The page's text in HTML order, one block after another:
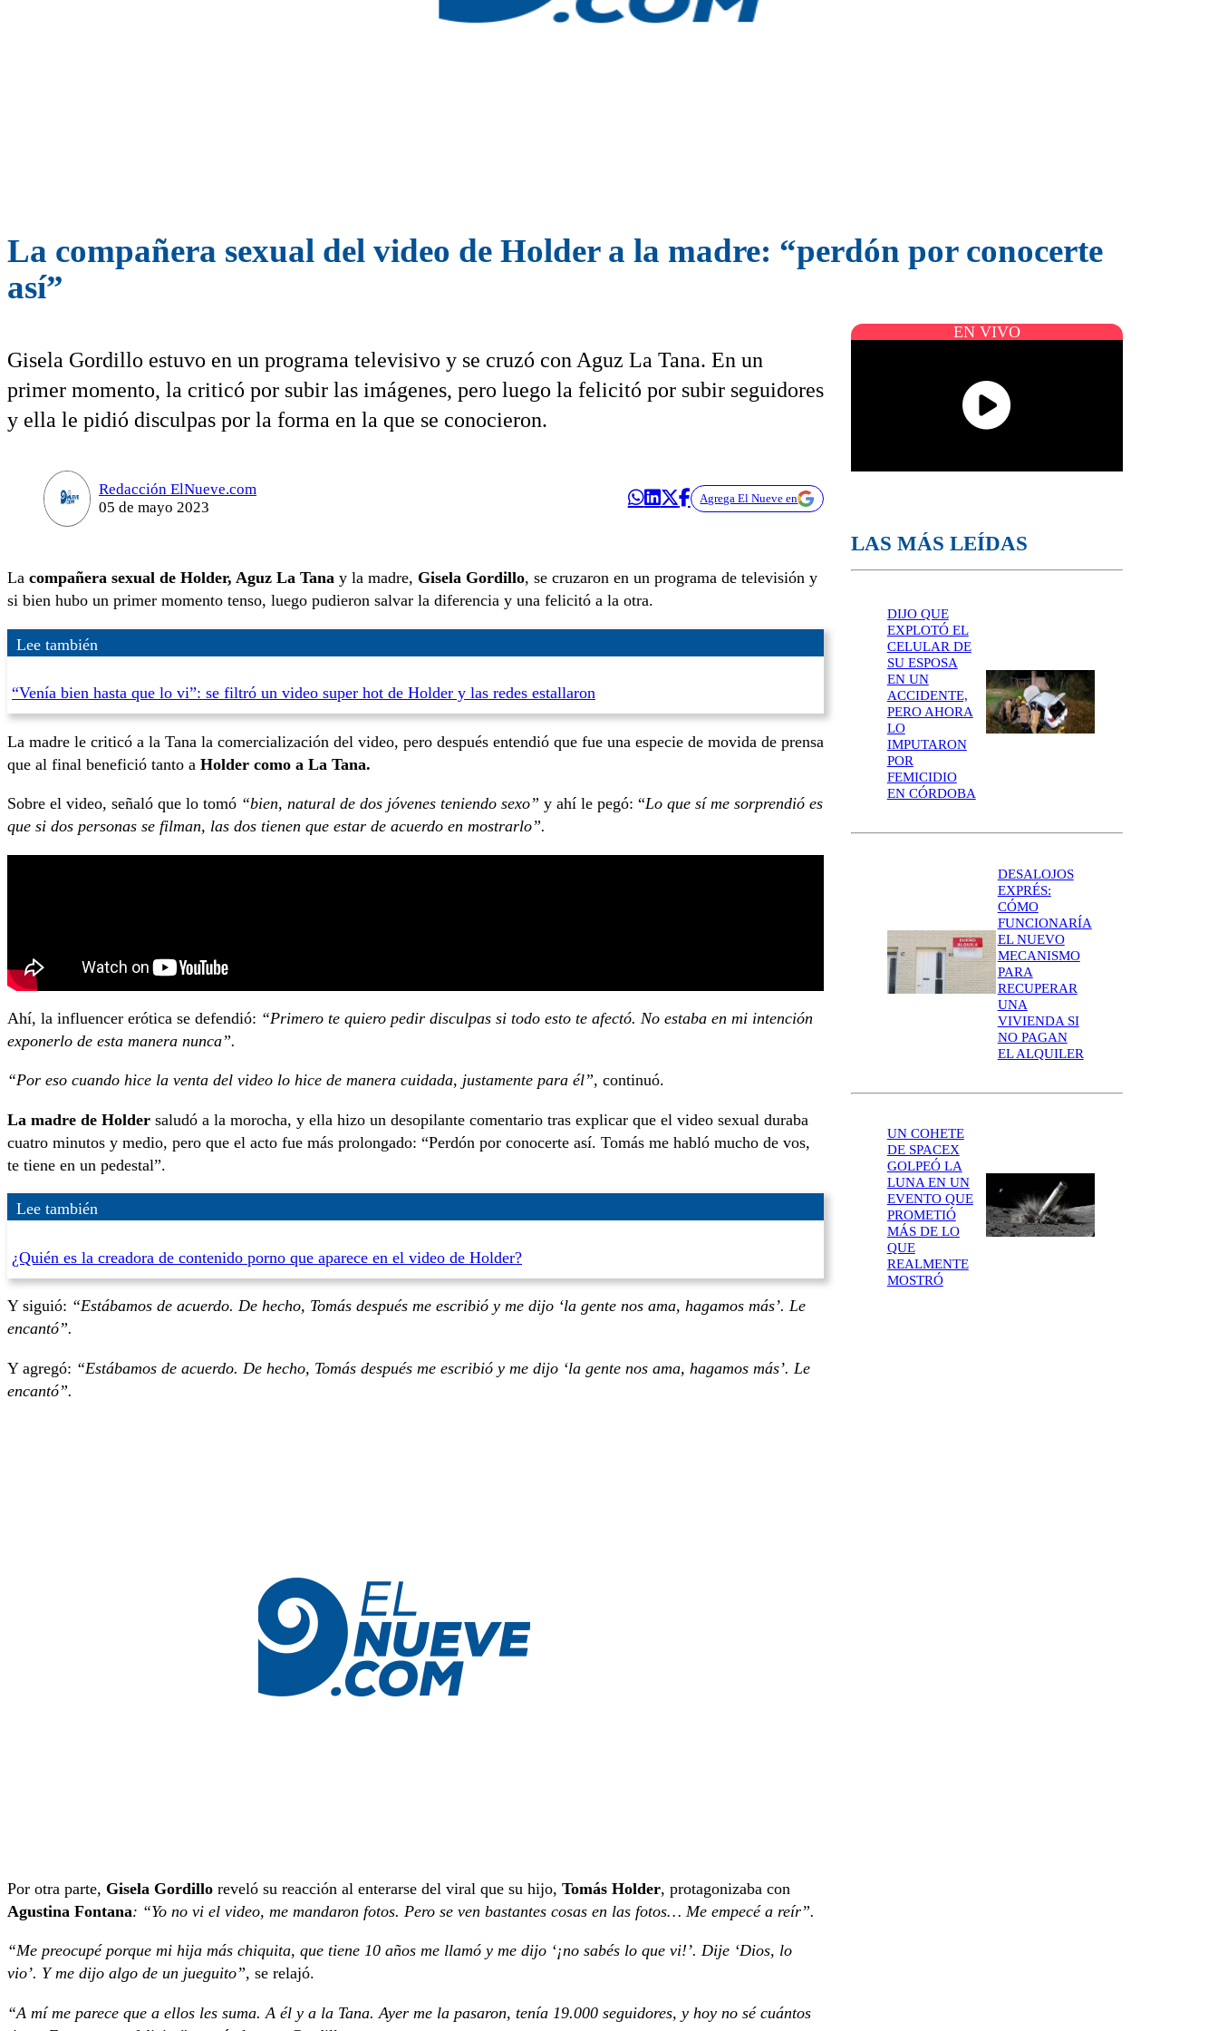
La compañera sexual del video de Holder a la madre: “perdón por conocerte
así”
Gisela Gordillo estuvo en un programa televisivo y se cruzó con Aguz La Tana. En un
primer momento, la criticó por subir las imágenes, pero luego la felicitó por subir seguidores
y ella le pidió disculpas por la forma en la que se conocieron.
Redacción ElNueve.com
05 de mayo 2023
Agrega El Nueve en
La compañera sexual de Holder, Aguz La Tana y la madre, Gisela Gordillo, se cruzaron en un programa de televisión y
si bien hubo un primer momento tenso, luego pudieron salvar la diferencia y una felicitó a la otra.
Lee también
“Venía bien hasta que lo vi”: se filtró un video super hot de Holder y las redes estallaron
La madre le criticó a la Tana la comercialización del video, pero después entendió que fue una especie de movida de prensa
que al final benefició tanto a Holder como a La Tana.
Sobre el video, señaló que lo tomó “bien, natural de dos jóvenes teniendo sexo” y ahí le pegó: “Lo que sí me sorprendió es
que si dos personas se filman, las dos tienen que estar de acuerdo en mostrarlo”.
Ahí, la influencer erótica se defendió: “Primero te quiero pedir disculpas si todo esto te afectó. No estaba en mi intención
exponerlo de esta manera nunca”.
“Por eso cuando hice la venta del video lo hice de manera cuidada, justamente para él”, continuó.
La madre de Holder saludó a la morocha, y ella hizo un desopilante comentario tras explicar que el video sexual duraba
cuatro minutos y medio, pero que el acto fue más prolongado: “Perdón por conocerte así. Tomás me habló mucho de vos,
te tiene en un pedestal”.
Lee también
¿Quién es la creadora de contenido porno que aparece en el video de Holder?
Y siguió: “Estábamos de acuerdo. De hecho, Tomás después me escribió y me dijo ‘la gente nos ama, hagamos más’. Le
encantó”.
Y agregó: “Estábamos de acuerdo. De hecho, Tomás después me escribió y me dijo ‘la gente nos ama, hagamos más’. Le
encantó”.
Por otra parte, Gisela Gordillo reveló su reacción al enterarse del viral que su hijo, Tomás Holder, protagonizaba con
Agustina Fontana: “Yo no vi el video, me mandaron fotos. Pero se ven bastantes cosas en las fotos… Me empecé a reír”.
“Me preocupé porque mi hija más chiquita, que tiene 10 años me llamó y me dijo ‘¡no sabés lo que vi!’. Dije ‘Dios, lo
vio’. Y me dijo algo de un jueguito”, se relajó.
“A mí me parece que a ellos les suma. A él y a la Tana. Ayer me la pasaron, tenía 19.000 seguidores, y hoy no sé cuántos
EN VIVO
LAS MÁS LEÍDAS
DIJO QUE
EXPLOTÓ EL
CELULAR DE
SU ESPOSA
EN UN
ACCIDENTE,
PERO AHORA
LO
IMPUTARON
POR
FEMICIDIO
EN CÓRDOBA
DESALOJOS
EXPRÉS:
CÓMO
FUNCIONARÍA
EL NUEVO
MECANISMO
PARA
RECUPERAR
UNA
VIVIENDA SI
NO PAGAN
EL ALQUILER
UN COHETE
DE SPACEX
GOLPEÓ LA
LUNA EN UN
EVENTO QUE
PROMETIÓ
MÁS DE LO
QUE
REALMENTE
MOSTRÓ